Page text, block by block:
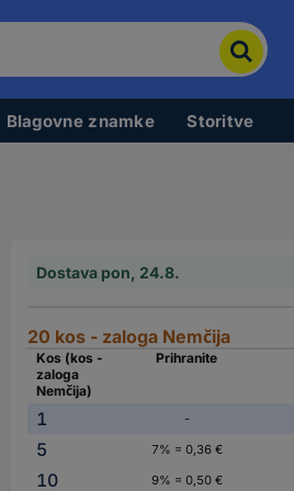
Blagovne znamke Storitve
Dostava pon, 24.8.
20 kos - zaloga Nemčija
Kos (kos -
zaloga
Nemčija)
Prihranite
1 -
5
7% = 0,36 €
10
9% = 0,50 €